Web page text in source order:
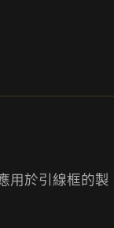
用於引線框的製